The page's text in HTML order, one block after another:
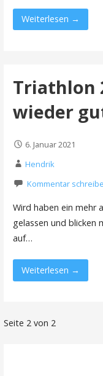
Weiterlesen →
Triathlon
wieder
6. Januar 2021
Hendrik
Kommentar
Wird haben ein mehr
gelassen und blicken
auf…
Weiterlesen →
Beitrag
Seite 2 von 2